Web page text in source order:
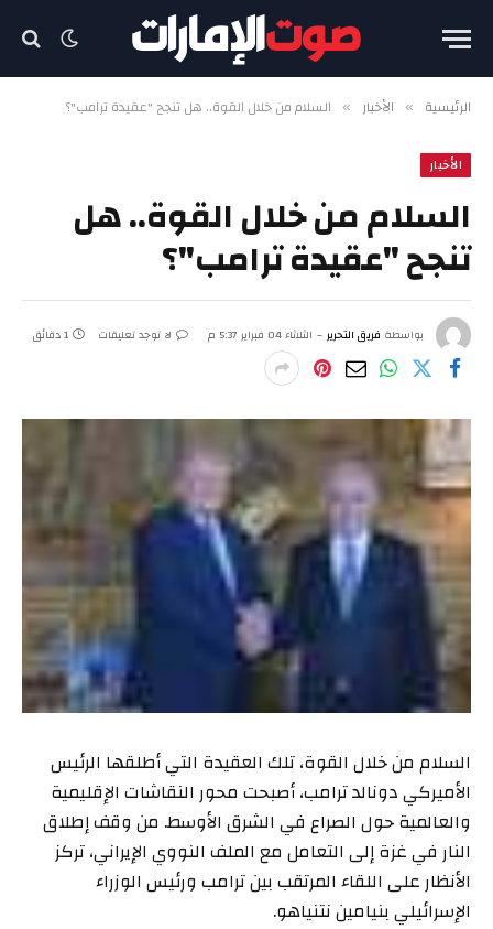
الرئيسية » الأخبار » السلام من خلال القوة.. هل تنجح "عقيدة ترامب"؟
الأخبار
السلام من خلال القوة.. هل
تنجح "عقيدة ترامب"؟
بواسطة فريق التحرير الثلاثاء 04 فبراير 5:37 م لا توجد تعليقات 1 دقائق
السلام من خلال القوة، تلك العقيدة التي أطلقها الرئيس
الأميركي دونالد ترامب، أصبحت محور النقاشات الإقليمية
والعالمية حول الصراع في الشرق الأوسط. من وقف إطلاق
النار في غزة إلى التعامل مع الملف النووي الإيراني، تركز
الأنظار على اللقاء المرتقب بين ترامب ورئيس الوزراء
الإسرائيلي بنيامين نتنياهو.